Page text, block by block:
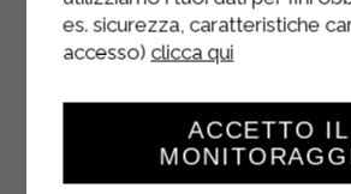
es. sicurezza, caratteristiche
accesso) clicca qui
ACCETTO IL